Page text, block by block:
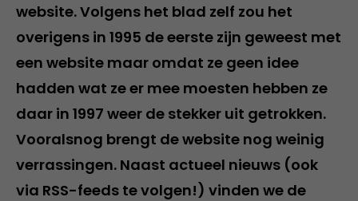
website. Volgens het blad zelf zou het
overigens in 1995 de eerste zijn geweest met
een website maar omdat ze geen idee
hadden wat ze er mee moesten hebben ze
daar in 1997 weer de stekker uit getrokken.
Vooralsnog brengt de website nog weinig
verrassingen. Naast actueel nieuws (ook
via RSS-feeds te volgen!) vinden we de